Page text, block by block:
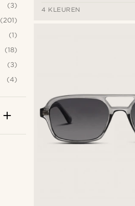
4 KLEUREN
(3)
(201)
(1)
(18)
(3)
(4)